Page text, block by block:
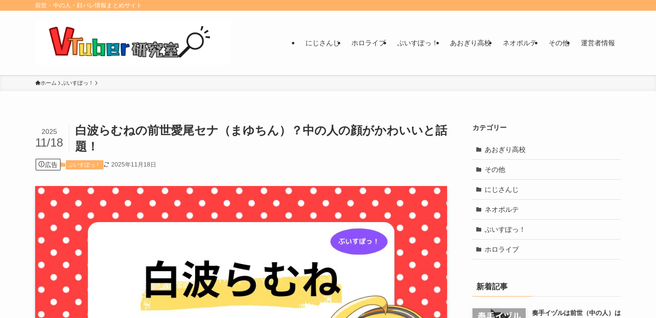
前世・中の人・顔バレ情報まとめサイト
にじさんじ ホロライブ ぶいすぽっ！ あおぎり高校 ネオポルテ その他 運営者情報
ホーム ぶいすぽっ！
白波らむねの前世愛尾セナ（まゆちん）？中の人の顔がかわいいと話
題！
2025
11/18
広告 ぶいすぽっ！ 2025年11月18日
カテゴリー
あおぎり高校
その他
にじさんじ
ネオポルテ
ぶいすぽっ！
ホロライブ
新着記事
奏手イヅルは前世（中の人）は